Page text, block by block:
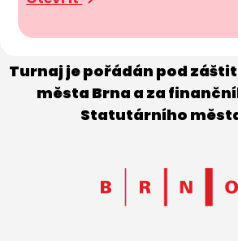
Turnaj je pořádán pod
města Brna a za
Statutárního